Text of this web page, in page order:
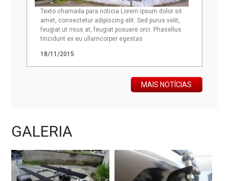
Texto chamada para noticia Lorem ipsum dolor sit
amet, consectetur adipiscing elit. Sed purus velit,
feugiat ut risus at, feugiat posuere orci. Phasellus
tincidunt ex eu ullamcorper egestas
18/11/2015
MAIS NOTÍCIAS
GALERIA